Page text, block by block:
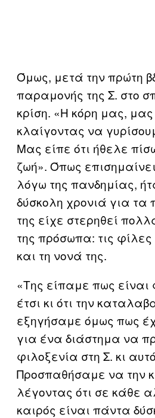
Όμως, μετά την πρώτη
παραμονής της Σ. στο
κρίση. «Η κόρη μας, μας
κλαίγοντας να
Μας είπε ότι ήθελε
ζωή». Όπως
λόγω της πανδημίας,
δύσκολη χρονιά για τα
της είχε στερηθεί
της πρόσωπα: τις φίλες
και τη νονά της.
«Της είπαμε πως είναι
έτσι κι ότι την
εξηγήσαμε όμως πως
για ένα διάστημα να
φιλοξενία στη Σ. κι
Προσπαθήσαμε να την
λέγοντας ότι σε κάθε
καιρός είναι πάντα